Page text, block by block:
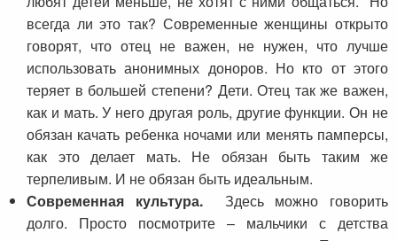
всегда ли это так? Современные женщины открыто
говорят, что отец не важен, не нужен, что лучше
использовать анонимных доноров. Но кто от этого
теряет в большей степени? Дети. Отец так же важен,
как и мать. У него другая роль, другие функции. Он не
обязан качать ребенка ночами или менять памперсы,
как это делает мать. Не обязан быть таким же
терпеливым. И не обязан быть идеальным.
Современная культура.
Здесь можно говорить
долго. Просто посмотрите – мальчики с детства